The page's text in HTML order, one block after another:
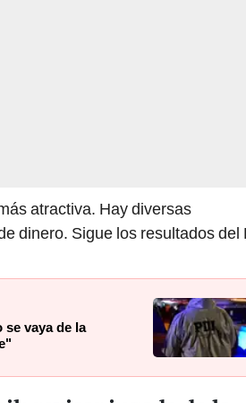
atractiva. Hay diversas
dinero. Sigue los resultados del
se vaya de la